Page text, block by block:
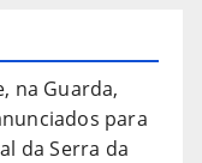
na Guarda,
para
da Serra da